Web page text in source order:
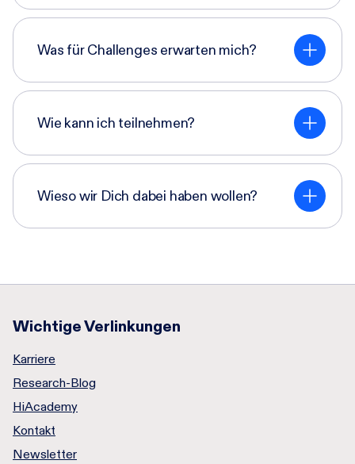
Was für Challenges erwarten mich?
Wie kann ich teilnehmen?
Wieso wir Dich dabei haben wollen?
Wichtige Verlinkungen
Karriere
Research-Blog
HiAcademy
Kontakt
Newsletter